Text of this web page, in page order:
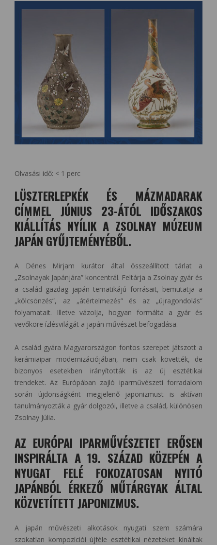
Olvasási idő: < 1 perc
LÜSZTERLEPKÉK ÉS MÁZMADARAK
CÍMMEL JÚNIUS 23-ÁTÓL IDŐSZAKOS
KIÁLLÍTÁS NYÍLIK A ZSOLNAY MÚZEUM
JAPÁN GYŰJTEMÉNYÉBŐL.
A Dénes Mirjam kurátor által összeállított tárlat a
„Zsolnayak Japánjára” koncentrál. Feltárja a Zsolnay gyár és
a család gazdag japán tematikájú forrásait, bemutatja a
„kölcsönzés”, az „átértelmezés” és az „újragondolás”
folyamatait. Illetve vázolja, hogyan formálta a gyár és
vevőköre ízlésvilágát a japán művészet befogadása.
A család gyára Magyarországon fontos szerepet játszott a
kerámiaipar modernizációjában, nem csak követték, de
bizonyos esetekben irányították is az új esztétikai
trendeket. Az Európában zajló iparművészeti forradalom
során újdonságként megjelenő japonizmust is aktívan
tanulmányozták a gyár dolgozói, illetve a család, különösen
Zsolnay Júlia.
AZ EURÓPAI IPARMŰVÉSZETET ERŐSEN
INSPIRÁLTA A 19. SZÁZAD KÖZEPÉN A
NYUGAT FELÉ FOKOZATOSAN NYITÓ
JAPÁNBÓL ÉRKEZŐ MŰTÁRGYAK ÁLTAL
KÖZVETÍTETT JAPONIZMUS.
A japán művészeti alkotások nyugati szem számára
szokatlan kompozíciói újféle esztétikai nézeteket kínáltak